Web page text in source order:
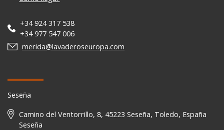
+34 924 317 538
+34 977 547 006
merida@lavaderoseuropa.com
Seseña
Camino del Ventorrillo, 8, 45223 Seseña, Toledo, España
Seseña